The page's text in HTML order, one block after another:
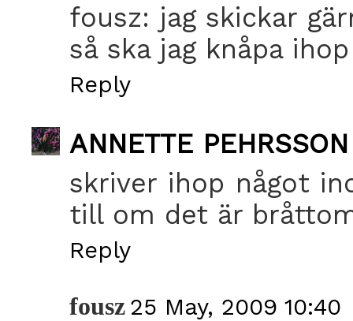
fousz: jag skickar
så ska jag knåpa
Reply
ANNETTE PEHRSSON
skriver ihop något
till om det är
Reply
fousz 25 May, 2009 10:40